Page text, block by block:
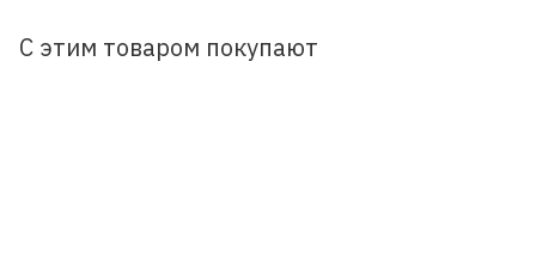
С этим товаром покупают